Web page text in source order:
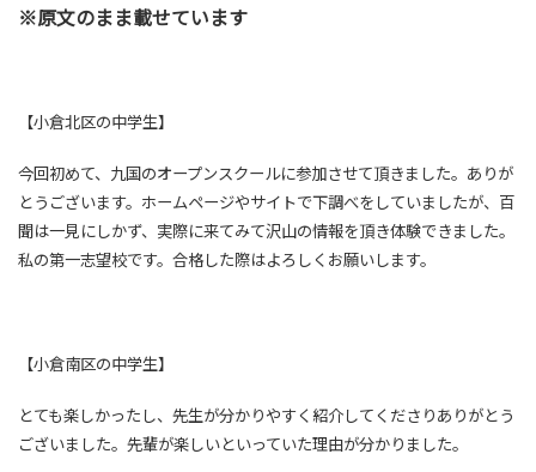
※原文のまま載せています
【小倉北区の中学生】
今回初めて、九国のオープンスクールに参加させて頂きました。ありが
とうございます。ホームページやサイトで下調べをしていましたが、百
聞は一見にしかず、実際に来てみて沢山の情報を頂き体験できました。
私の第一志望校です。合格した際はよろしくお願いします。
【小倉南区の中学生】
とても楽しかったし、先生が分かりやすく紹介してくださりありがとう
ございました。先輩が楽しいといっていた理由が分かりました。